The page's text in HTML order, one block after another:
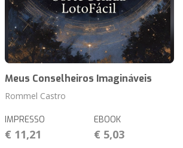
Meus Conselheiros Imagináveis
Rommel Castro
IMPRESSO
€ 11,21
EBOOK
€ 5,03